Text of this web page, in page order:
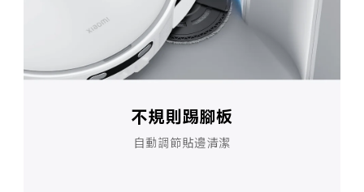
不規則踢腳板
自動調節貼邊清潔